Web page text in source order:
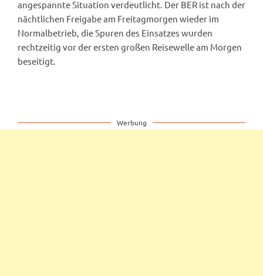
angespannte Situation verdeutlicht. Der BER ist nach der
nächtlichen Freigabe am Freitagmorgen wieder im
Normalbetrieb, die Spuren des Einsatzes wurden
rechtzeitig vor der ersten großen Reisewelle am Morgen
beseitigt.
Werbung